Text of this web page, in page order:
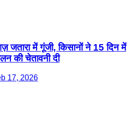
जतारा में गूंजी, किसानों ने 15 दिन में
की चेतावनी दी
17, 2026